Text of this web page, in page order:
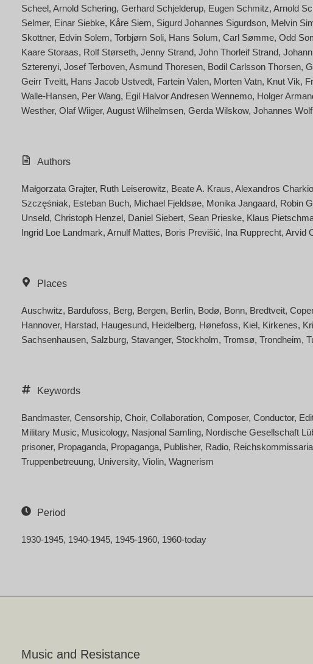
Scheel Arnold Schering Gerhard Schjelderup Eugen Schmitz Arnold
Selmer Einar Siebke Kåre Siem Sigurd Johannes Sigurdson Melvin
Skottner Edvin Solem Torbjørn Soli Hans Solum Carl Sømme Odd
Kaare Storaas Rolf Størseth Jenny Strand John Thorleif Strand
Szterenyi Josef Terboven Asmund Thoresen Bodil Carlsson Thorsen
Geirr Tveitt Hans Jacob Ustvedt Fartein Valen Morten Vatn Knut Vik
Walle-Hansen Per Wang Egil Halvor Andresen Wennemo Holger
Westher Olaf Wiiger August Wilhelmsen Gerda Wilskow Johannes Wolf
Authors
Małgorzata Grajter Ruth Leiserowitz Beate A. Kraus Alexandros
Szczęśniak Esteban Buch Michael Fjeldsøe Monika Jangaard Robin
Unseld Christoph Henzel Daniel Siebert Sean Prieske Klaus
Ingrid Loe Landmark Arnulf Mattes Boris Previšić Ina Rupprecht Arvid
Places
Auschwitz Bardufoss Berg Bergen Berlin Bodø Bonn Bredtveit
Hannover Harstad Haugesund Heidelberg Hønefoss Kiel Kirkenes
Sachsenhausen Salzburg Stavanger Stockholm Tromsø Trondheim
Keywords
Bandmaster Censorship Choir Collaboration Composer Conductor
Military Music Musicology Nasjonal Samling Nordische Gesellschaft
prisoner Propaganda Propaganga Publisher Radio
Truppenbetreuung University Violin Wagnerism
Period
1930-1945 1940-1945 1945-1960 1960-today
Music and Resistance